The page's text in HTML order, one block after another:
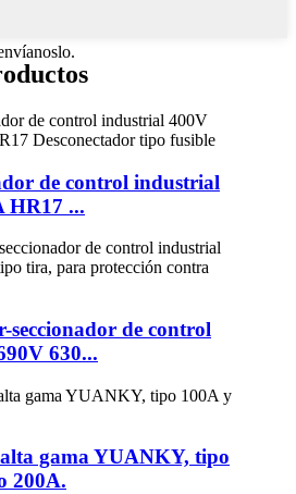
de control industrial
HR17 ...
de control
630...
gama YUANKY, tipo
200A.